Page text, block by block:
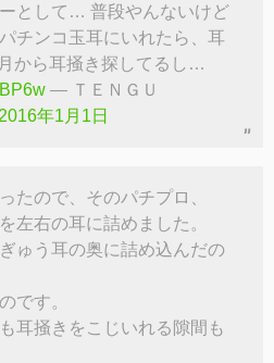
として… 普段やんないけど
チンコ玉耳にいれたら、耳
から耳掻き探してるし…
— ＴＥＮＧＵ
2016年1月1日
たので、そのパチプロ、
左右の耳に詰めました。
ゅう耳の奥に詰め込んだの
です。
耳掻きをこじいれる隙間も